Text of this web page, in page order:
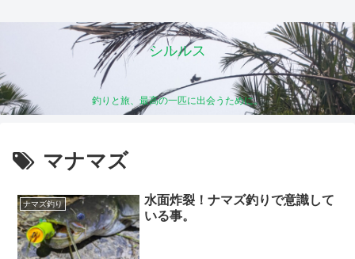
シルルス
釣りと旅、最高の一匹に出会うために。
マナマズ
ナマズ釣り
水面炸裂！ナマズ釣りで意識して
いる事。